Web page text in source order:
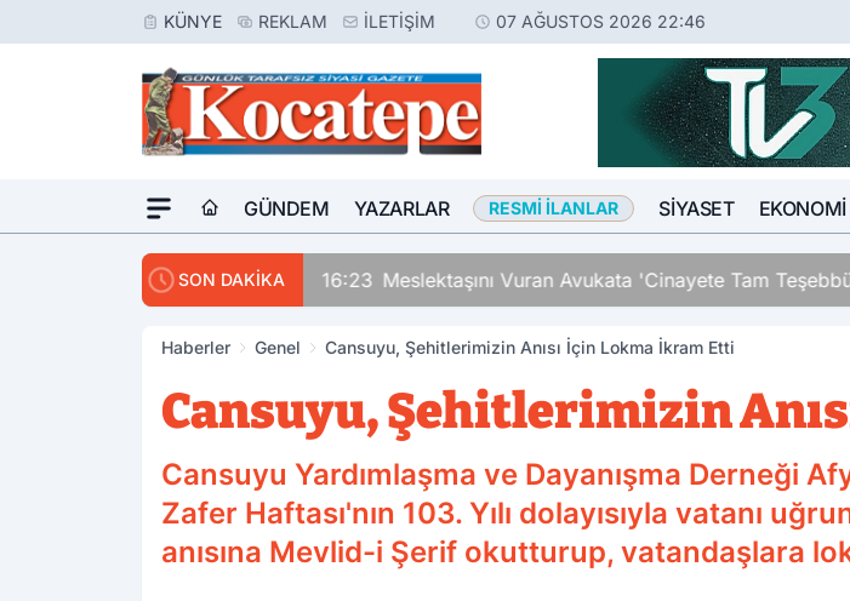
KÜNYE REKLAM İLETIŞIM 07 AĞUSTOS 2026 22:46
GÜNDEM YAZARLAR RESMI İLANLAR SIYASET EKONOMI
SON DAKİKA 16:23 Meslektaşını Vuran Avukata 'Cinayete Tam
Haberler Genel Cansuyu, Şehitlerimizin Anısı İçin Lokma İkram Etti
Cansuyu, Şehitlerimizin
Cansuyu Yardımlaşma ve Dayanışma Derneği
Zafer Haftası'nın 103. Yılı dolayısıyla vatanı
anısına Mevlid-i Şerif okutturup, vatandaşlara